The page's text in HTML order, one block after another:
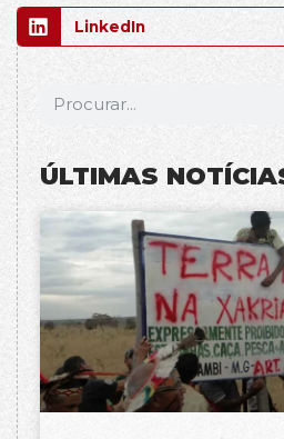
LinkedIn
ÚLTIMAS